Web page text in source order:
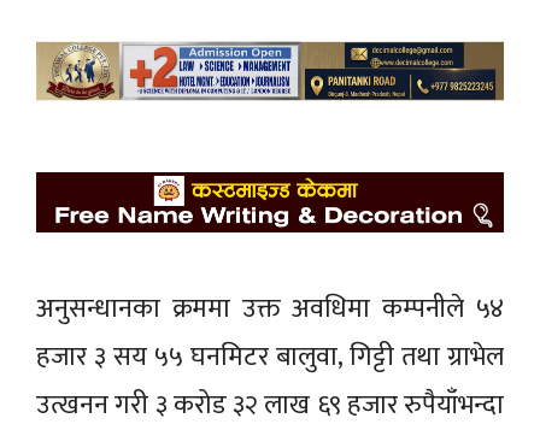
अनुसन्धानका क्रममा उक्त अवधिमा कम्पनीले ५४
हजार ३ सय ५५ घनमिटर बालुवा, गिट्टी तथा ग्राभेल
उत्खनन गरी ३ करोड ३२ लाख ६९ हजार रुपैयाँभन्दा